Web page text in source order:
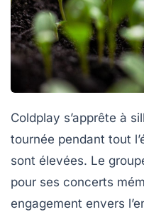
Coldplay s’apprête à
tournée pendant tout
sont élevées. Le
pour ses concerts
engagement envers